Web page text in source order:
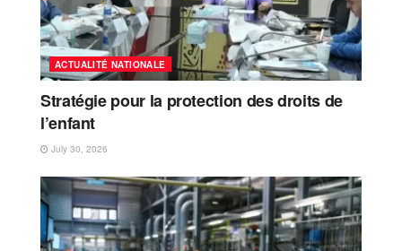
ACTUALITÉ NATIONALE
Stratégie pour la protection des droits de
l’enfant
July 30, 2026